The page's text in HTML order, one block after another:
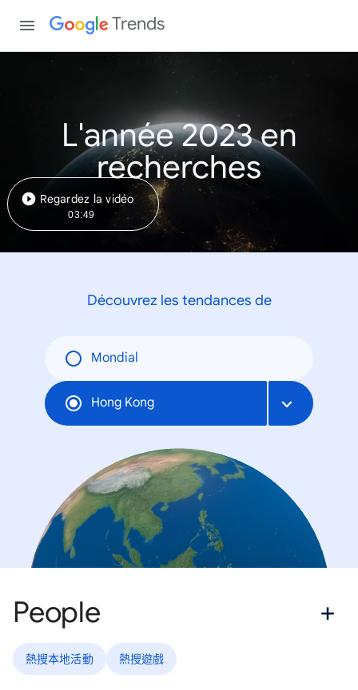
Trends
L'année 2023 en
recherches
Regardez la vidéo
03:49
Découvrez les tendances de
Mondial
Hong Kong
People
熱搜本地活動 熱搜遊戲